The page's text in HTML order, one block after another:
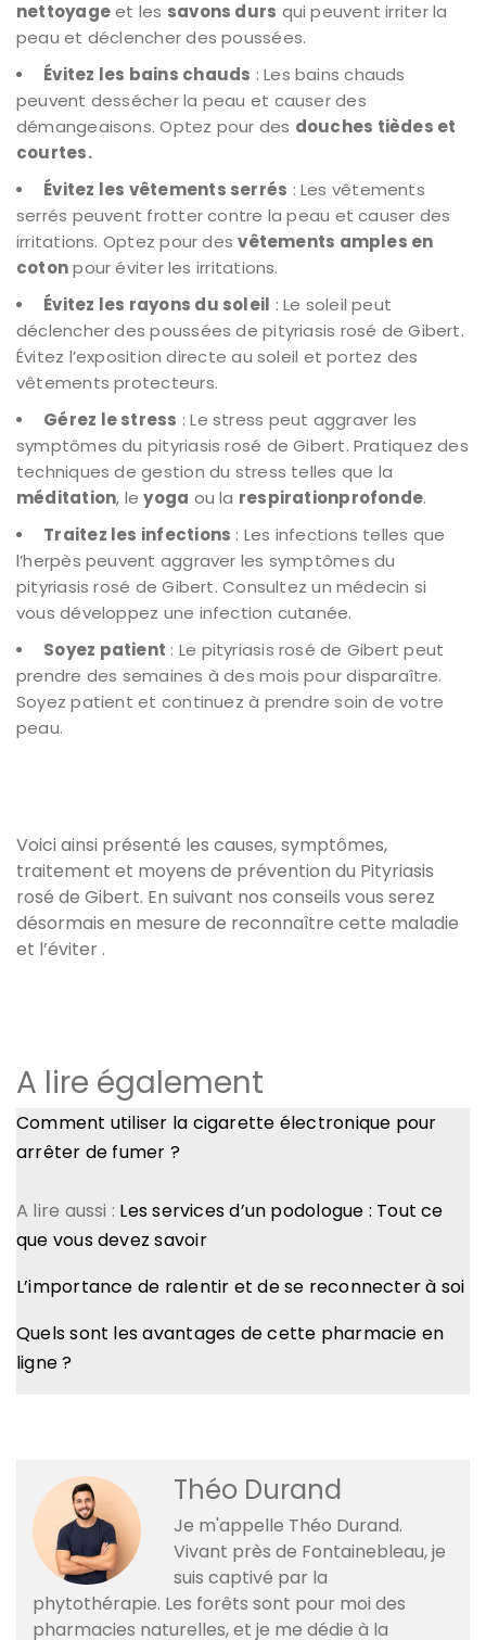
nettoyageet les savons durs qui peuvent irriter la
peau et déclencher des poussées.
Évitez les bains chauds : Les bains chauds
peuvent dessécher la peau et causer des
démangeaisons. Optez pour des douches tièdes et
courtes.
Évitez les vêtements serrés : Les vêtements
serrés peuvent frotter contre la peau et causer des
irritations. Optez pour desvêtements amples en
cotonpour éviter les irritations.
Évitez les rayons du soleil : Le soleil peut
déclencher des poussées de pityriasis rosé de Gibert.
Évitez l’exposition directe au soleil et portez des
vêtements protecteurs.
Gérez le stress : Le stress peut aggraver les
symptômes du pityriasis rosé de Gibert. Pratiquez des
techniques de gestion du stress telles que la
méditation, leyoga ou la respirationprofonde.
Traitez les infections : Les infections telles que
l’herpès peuvent aggraver les symptômes du
pityriasis rosé de Gibert. Consultez un médecin si
vous développez une infection cutanée.
Soyez patient : Le pityriasis rosé de Gibert peut
prendre des semaines à des mois pour disparaître.
Soyez patient et continuez à prendre soin de votre
peau.
Voici ainsi présenté les causes, symptômes,
traitement et moyens de prévention du Pityriasis
rosé de Gibert. En suivant nos conseils vous serez
désormais en mesure de reconnaître cette maladie
et l’éviter .
A lire également
Comment utiliser la cigarette électronique pour
arrêter de fumer ?
A lire aussi : Les services d’un podologue : Tout ce
que vous devez savoir
L’importance de ralentir et de se reconnecter à soi
Quels sont les avantages de cette pharmacie en
ligne ?
Théo Durand
Je m'appelle Théo Durand.
Vivant près de Fontainebleau, je
suis captivé par la
phytothérapie. Les forêts sont pour moi des
pharmacies naturelles, et je me dédie à la